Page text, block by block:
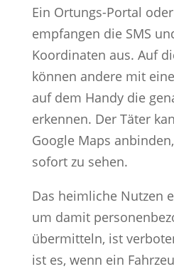
Ein Ortungs-Portal
empfangen die SMS
Koordinaten aus. Auf
können andere mit
auf dem Handy die
erkennen. Der Täter
Google Maps
sofort zu sehen.
Das heimliche Nutzen
um damit
übermitteln, ist
ist es, wenn ein